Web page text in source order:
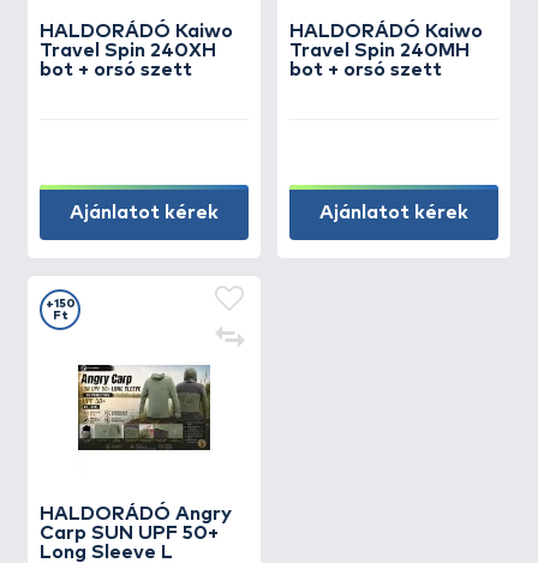
HALDORÁDÓ Kaiwo
Travel Spin 240XH
bot + orsó szett
Ajánlatot kérek
HALDORÁDÓ Kaiwo
Travel Spin 240MH
bot + orsó szett
Ajánlatot kérek
HALDORÁDÓ Angry
Carp SUN UPF 50+
Long Sleeve L
+150
Ft